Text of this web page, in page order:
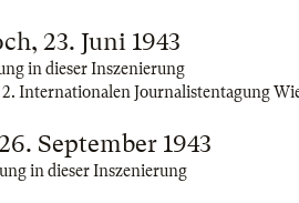
23. Juni 1943
in dieser Inszenierung
Internationalen Journalistentagung
September 1943
in dieser Inszenierung